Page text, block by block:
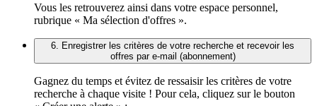
Vous les retrouverez ainsi dans votre espace personnel,
rubrique « Ma sélection d'offres ».
6. Enregistrer les critères de votre recherche et recevoir les
offres par e-mail (abonnement)
Gagnez du temps et évitez de ressaisir les critères de votre
recherche à chaque visite ! Pour cela, cliquez sur le bouton